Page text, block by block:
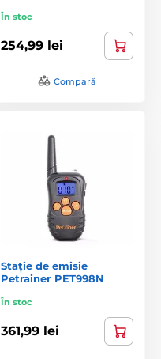
În stoc
254,99 lei
Compară
Stație de emisie
Petrainer PET998N
În stoc
361,99 lei